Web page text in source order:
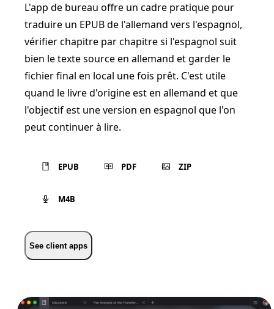
L'app de bureau offre un cadre pratique pour
traduire un EPUB de l'allemand vers l'espagnol,
vérifier chapitre par chapitre si l'espagnol suit
bien le texte source en allemand et garder le
fichier final en local une fois prêt. C'est utile
quand le livre d'origine est en allemand et que
l'objectif est une version en espagnol que l'on
peut continuer à lire.
EPUB PDF ZIP
M4B
See client apps